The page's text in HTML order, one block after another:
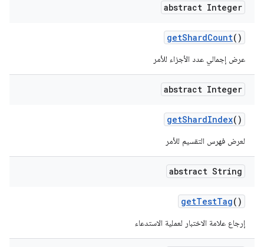
abstract Integer
getShardCount()
عرض إجمالي عدد الأجزاء للأمر
abstract Integer
getShardIndex()
لعرض فهرس التقسيم للأمر
abstract String
getTestTag()
إرجاع علامة الاختبار لعملية الاستدعاء